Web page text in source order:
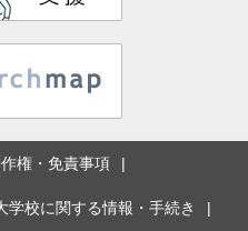
権・免責事項
学校に関する情報・手続き